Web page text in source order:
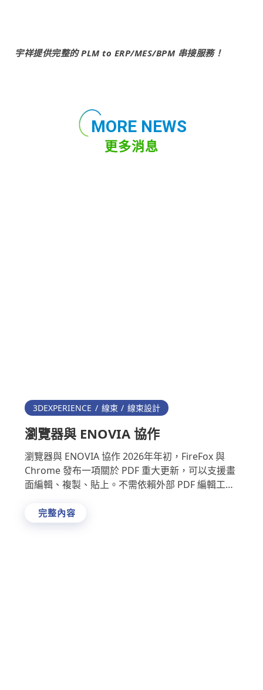
宇祥提供完整的PLM to ERP/MES/BPM串接服務！
MORE NEWS
更多消息
3DEXPERIENCE 線束 線束設計
瀏覽器與 ENOVIA 協作
瀏覽器與 ENOVIA 協作 2026年年初，FireFox 與
Chrome 發布一項關於 PDF 重大更新，可以支援畫
面編輯、複製、貼上。不需依賴外部 PDF 編輯工
完整內容